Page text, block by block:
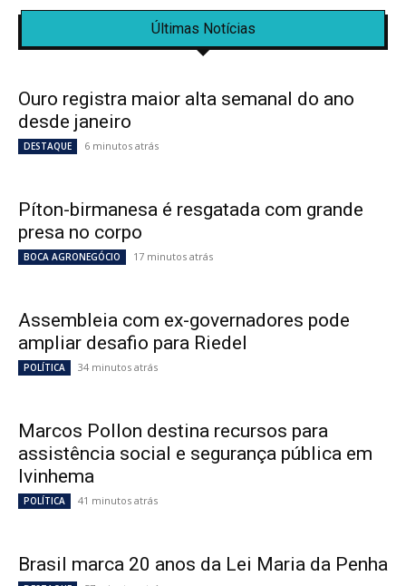
Últimas Notícias
Ouro registra maior alta semanal do ano
desde janeiro
DESTAQUE 6 minutos atrás
Píton-birmanesa é resgatada com grande
presa no corpo
BOCA AGRONEGÓCIO 17 minutos atrás
Assembleia com ex-governadores pode
ampliar desafio para Riedel
POLÍTICA 34 minutos atrás
Marcos Pollon destina recursos para
assistência social e segurança pública em
Ivinhema
POLÍTICA 41 minutos atrás
Brasil marca 20 anos da Lei Maria da Penha